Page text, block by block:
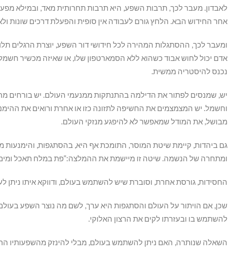
לאבדון. מעבר לכך, תרבות השפע, היא תרבות תחרותית מאד, ובמילא
אחר החידוש הבא. הלחץ גורם לעבודה אין סופית והפעלת דרכים
ומעבר לכך, ההסתגלות המהירה לכל חידושי דור השפע, יוצרת הרגלים
אדם יכול לחוש אבוד כשהוא ללא הסמארטפון שלו, או שאיזה מכשיר
נכנס להיסטריה ממשית.
יש, שמנסים לפתור את הדילמה בהתנתקות ממנעמי העולם. יש בורחים
וחשמל. יש המצמצמים את החשיפה לתזונה כזו או אחרת ורואים את
מבושל, את המודל שמאפשר לא להיפגע מנזקי העולם.
גם ביהדות, קיימת שיטת המוסר, התומכת אף היא, בהסתגפות, והימנעות
ומתחרה של הנשמה. שיטה זו מיישמת את ההמלצה:”פת במלח תאכל
החסידות, גורסת אחרת, וסוברת שיש להשתמש בעולם, ודווקא איתו ניתן
שכן, אם הויתור על העולם והסתגפות היא ערך, לשם מה נוצר השפע
להשתמש בו ובעזרתו לקים את הרצון האלוקי.
השאלה שנותרה, האם ניתן להשתמש בעולם, מבלי להינזק מהשפעותיו